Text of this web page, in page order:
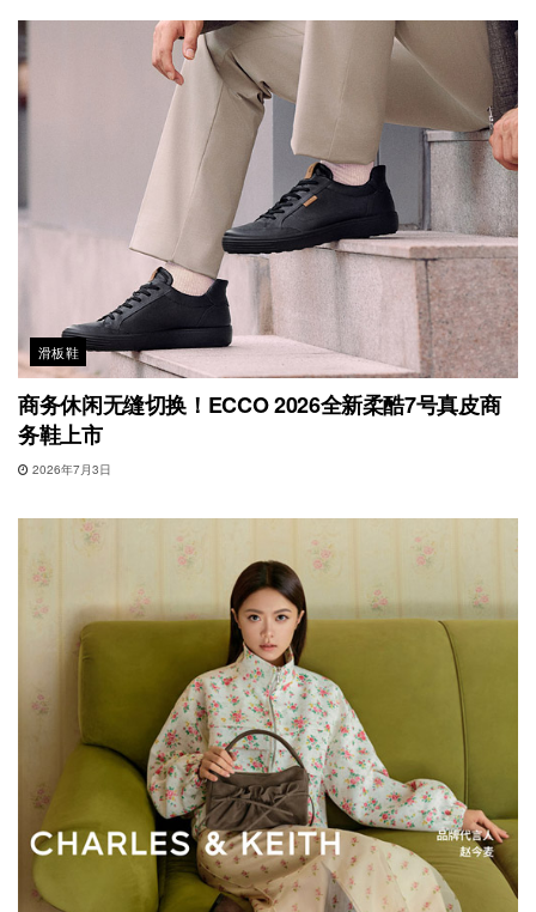
滑板鞋
商务休闲无缝切换！ECCO 2026全新柔酷7号真皮商
务鞋上市
2026年7月3日